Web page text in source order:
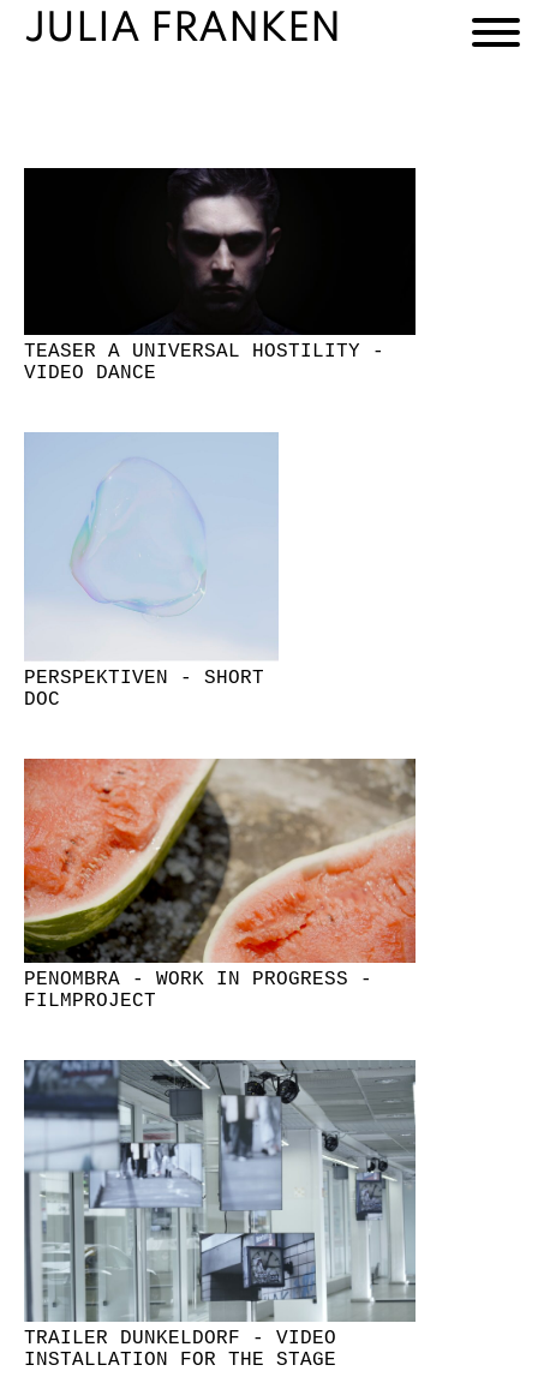
JULIA FRANKEN
TEASER A UNIVERSAL HOSTILITY -
VIDEO DANCE
PERSPEKTIVEN - SHORT
DOC
PENOMBRA - WORK IN PROGRESS -
FILMPROJECT
TRAILER DUNKELDORF - VIDEO
INSTALLATION FOR THE STAGE